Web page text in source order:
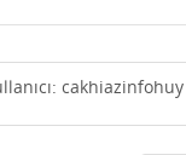
cakhiazinfohuy